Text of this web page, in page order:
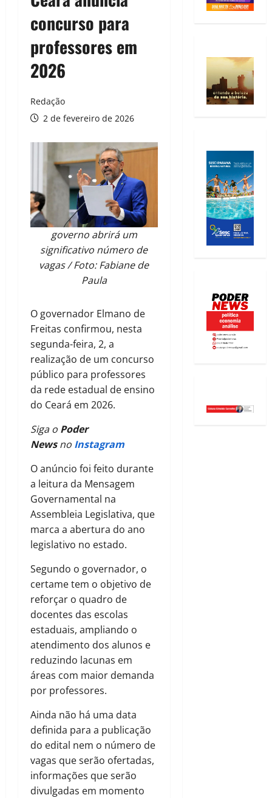
concurso para
professores em
2026
Redação
2 de fevereiro de 2026
governo abrirá um
significativo número de
vagas / Foto: Fabiane de
Paula
O governador Elmano de
Freitas confirmou, nesta
segunda-feira, 2, a
realização de um concurso
público para professores
da rede estadual de ensino
do Ceará em 2026.
Siga o Poder
Newsno Instagram
O anúncio foi feito durante
a leitura da Mensagem
Governamental na
Assembleia Legislativa, que
marca a abertura do ano
legislativo no estado.
Segundo o governador, o
certame tem o objetivo de
reforçar o quadro de
docentes das escolas
estaduais, ampliando o
atendimento dos alunos e
reduzindo lacunas em
áreas com maior demanda
por professores.
Ainda não há uma data
definida para a publicação
do edital nem o número de
vagas que serão ofertadas,
informações que serão
divulgadas em momento